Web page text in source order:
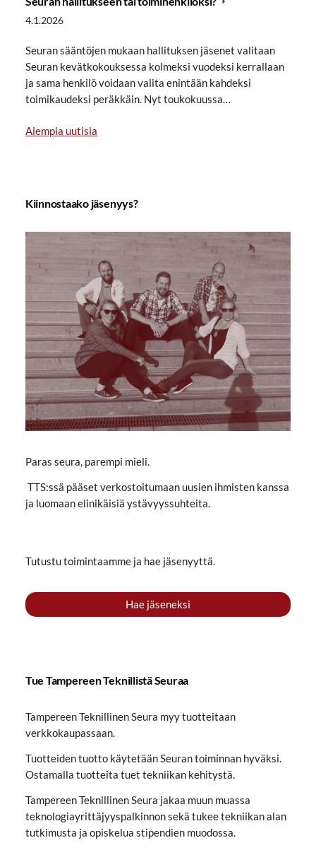
4.1.2026
Seuran sääntöjen mukaan hallituksen jäsenet valitaan
Seuran kevätkokouksessa kolmeksi vuodeksi kerrallaan
ja sama henkilö voidaan valita enintään kahdeksi
toimikaudeksi peräkkäin. Nyt toukokuussa…
Aiempia uutisia
Kiinnostaako jäsenyys?
Paras seura, parempi mieli.
TTS:ssä pääset verkostoitumaan uusien ihmisten kanssa
ja luomaan elinikäisiä ystävyyssuhteita.
Tutustu toimintaamme ja hae jäsenyyttä.
Hae jäseneksi
Tue Tampereen Teknillistä Seuraa
Tampereen Teknillinen Seura myy tuotteitaan
verkkokaupassaan.
Tuotteiden tuotto käytetään Seuran toiminnan hyväksi.
Ostamalla tuotteita tuet tekniikan kehitystä.
Tampereen Teknillinen Seura jakaa muun muassa
teknologiayrittäjyyspalkinnon sekä tukee tekniikan alan
tutkimusta ja opiskelua stipendien muodossa.